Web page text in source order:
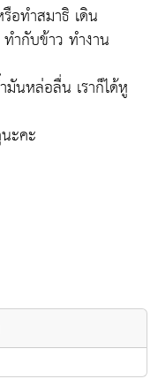
อทำสมาธิ เดิน
ำกับข้าว ทำงาน
นหล่อลื่น เราก็ได้หู
ะคะ